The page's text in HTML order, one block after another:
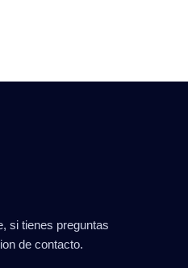
si tienes preguntas
de contacto.